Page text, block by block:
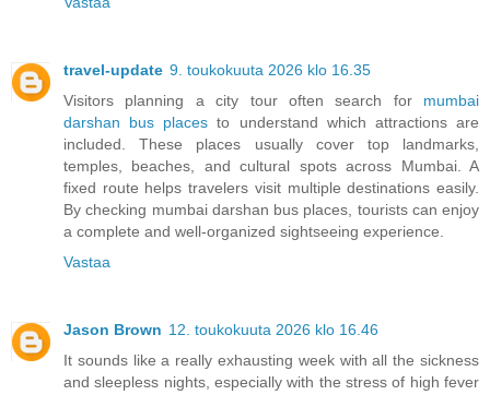
travel-update 9. toukokuuta 2026 klo 16.35
Visitors planning a city tour often search for mumbai
darshan bus placesto understand which attractions are
included. These places usually cover top landmarks,
temples, beaches, and cultural spots across Mumbai. A
fixed route helps travelers visit multiple destinations easily.
By checking mumbai darshan bus places, tourists can enjoy
a complete and well-organized sightseeing experience.
Vastaa
Jason Brown 12. toukokuuta 2026 klo 16.46
It sounds like a really exhausting week with all the sickness
and sleepless nights, especially with the stress of high fever